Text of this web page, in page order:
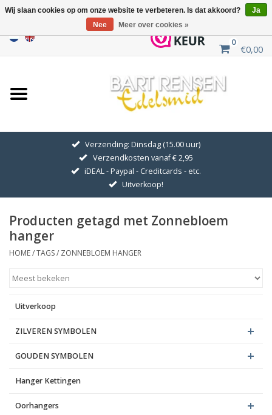
0
€0,00
Home
Uitverkoop
GOUDEN SYMBOLEN
Hanger Kettingen
Oorhangers
Verzending: Dinsdag (15.00 uur)
Verzendkosten vanaf € 2,95
iDEAL - Paypal - Creditcards - etc.
Uitverkoop!
Producten getagd met Zonnebloem
hanger
HOME/TAGS/ ZONNEBLOEM HANGER
Uitverkoop
ZILVEREN SYMBOLEN
GOUDEN SYMBOLEN
Hanger Kettingen
Oorhangers
Wij slaan cookies op om onze website te verbeteren. Is dat akkoord?
Ja
Nee
Meer over cookies »